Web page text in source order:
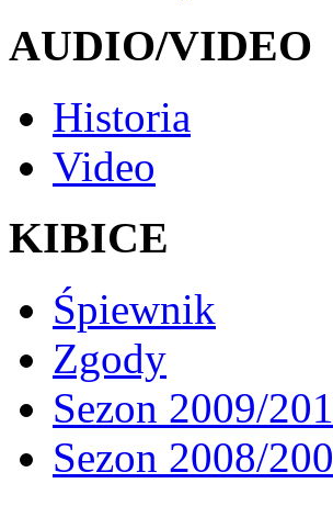
AUDIO/VIDEO
Historia
Video
KIBICE
Śpiewnik
Zgody
Sezon 2009/
Sezon 2008/